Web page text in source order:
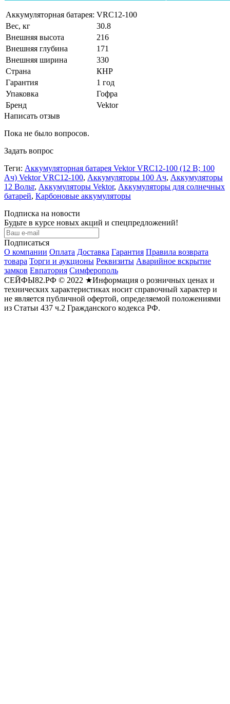
Аккумуляторная батарея: VRC12-100
Вес, кг
30.8
Внешняя высота
216
Внешняя глубина
171
Внешняя ширина
330
Страна
КНР
Гарантия
1 год
Упаковка
Гофра
Бренд
Vektor
Написать отзыв
Пока не было вопросов.
Задать вопрос
Теги: Аккумуляторная батарея Vektor VRC12-100 (12 В; 100
Ач) Vektor VRC12-100, Аккумуляторы 100 Ач, Аккумуляторы
12 Вольт, Аккумуляторы Vektor, Аккумуляторы для солнечных
батарей, Карбоновые аккумуляторы
Подписка на новости
Будьте в курсе новых акций и спецпредложений!
Подписаться
О компании Оплата Доставка Гарантия Правила возврата
товара Торги и аукционы Реквизиты Аварийное вскрытие
замков Евпатория Симферополь
СЕЙФЫ82.РФ © 2022 ★Информация о розничных ценах и
технических характеристиках носит справочный характер и
не является публичной офертой, определяемой положениями
из Статьи 437 ч.2 Гражданского кодекса РФ.